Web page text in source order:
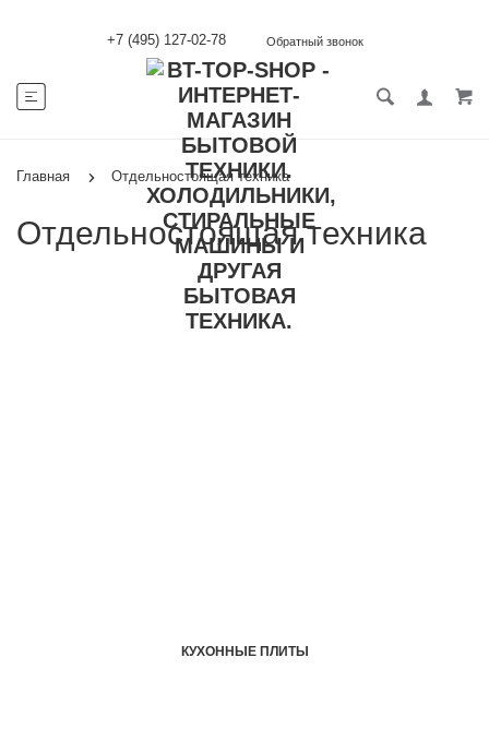
+7 (495) 127-02-78 Обратный звонок
Главная Отдельностоящая техника
Отдельностоящая техника
КУХОННЫЕ ПЛИТЫ